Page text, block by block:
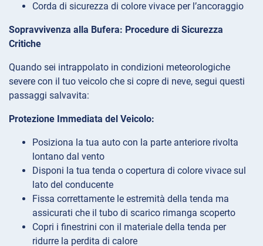
Corda di sicurezza di colore vivace per l’ancoraggio
Sopravvivenza alla Bufera: Procedure di Sicurezza
Critiche
Quando sei intrappolato in condizioni meteorologiche
severe con il tuo veicolo che si copre di neve, segui questi
passaggi salvavita:
Protezione Immediata del Veicolo:
Posiziona la tua auto con la parte anteriore rivolta
lontano dal vento
Disponi la tua tenda o copertura di colore vivace sul
lato del conducente
Fissa correttamente le estremità della tenda ma
assicurati che il tubo di scarico rimanga scoperto
Copri i finestrini con il materiale della tenda per
ridurre la perdita di calore